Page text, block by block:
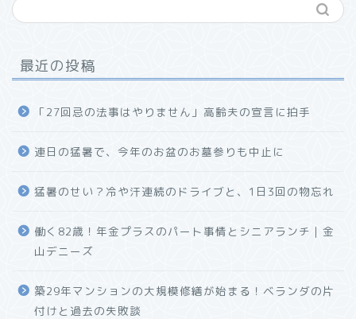
最近の投稿
「27回忌の法事はやりません」高齢夫の宣言に拍手
連日の猛暑で、今年のお盆のお墓参りも中止に
猛暑のせい？冷や汗連続のドライブと、1日3回の物忘れ
働く82歳！年金プラスのパート事情とシニアランチ｜金
山デニーズ
築29年マンションの大規模修繕が始まる！ベランダの片
付けと過去の失敗談